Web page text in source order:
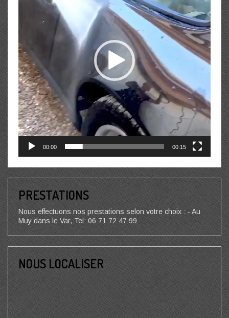
00:00 00:15
PRESTATIONS
Nous effectuons nos prestations selon votre choix : - Au
Muy dans le Var, Tel: 06 71 72 47 99
NOUS LOCALISER